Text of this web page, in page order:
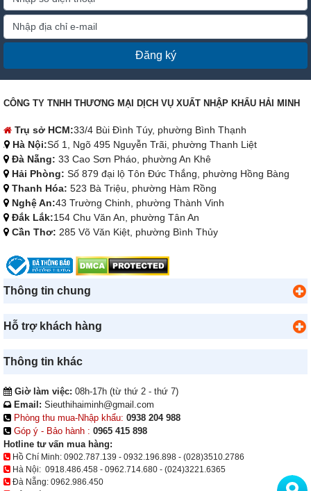
Đăng ký
CÔNG TY TNHH THƯƠNG MẠI DỊCH VỤ XUẤT NHẬP KHẨU HẢI MINH
Trụ sở HCM:33/4 Bùi Đình Túy, phường Bình Thạnh
Hà Nội:Số 1, Ngõ 495 Nguyễn Trãi, phường Thanh Liệt
Đà Nẵng: 33 Cao Sơn Pháo, phường An Khê
Hải Phòng: Số 879 đại lộ Tôn Đức Thắng, phường Hồng Bàng
Thanh Hóa: 523 Bà Triệu, phường Hàm Rồng
Nghệ An:43 Trường Chinh, phường Thành Vinh
Đắk Lắk:154 Chu Văn An, phường Tân An
Cần Thơ: 285 Võ Văn Kiệt, phường Bình Thủy
Thông tin chung
Hỗ trợ khách hàng
Thông tin khác
Giờ làm việc: 08h-17h (từ thứ 2 - thứ 7)
Email: Sieuthihaiminh@gmail.com
Phòng thu mua-Nhập khẩu: 0938 204 988
Góp ý - Bảo hành : 0965 415 898
Hotline tư vấn mua hàng:
Hồ Chí Minh: 0902.787.139 - 0932.196.898 - (028)3510.2786
Hà Nội: 0918.486.458 - 0962.714.680 - (024)3221.6365
Đà Nẵng: 0962.986.450